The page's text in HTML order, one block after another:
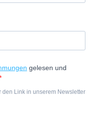
gelesen und
Link in unserem Newsletter